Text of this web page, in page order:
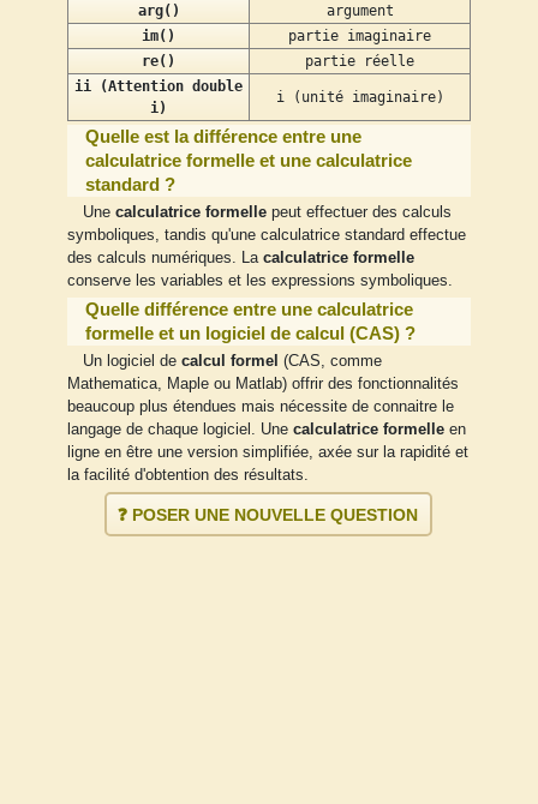
arg()
argument
im()
partie imaginaire
re()
partie réelle
ii (Attention double
i)
i (unité imaginaire)
Quelle est la différence entre une
calculatrice formelle et une calculatrice
standard ?
Une calculatrice formellepeut effectuer des calculs
symboliques, tandis qu'une calculatrice standard effectue
des calculs numériques. La calculatrice formelle
conserve les variables et les expressions symboliques.
Quelle différence entre une calculatrice
formelle et un logiciel de calcul (CAS) ?
Un logiciel de calcul formel (CAS, comme
Mathematica, Maple ou Matlab) offrir des fonctionnalités
beaucoup plus étendues mais nécessite de connaitre le
langage de chaque logiciel. Une calculatrice formelle en
ligne en être une version simplifiée, axée sur la rapidité et
la facilité d'obtention des résultats.
❓ POSER UNE NOUVELLE QUESTION